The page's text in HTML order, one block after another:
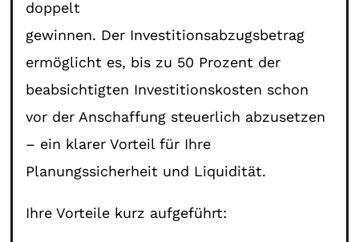
doppelt
gewinnen. Der Investitionsabzugsbetrag
ermöglicht es, bis zu 50 Prozent der
beabsichtigten Investitionskosten schon
vor der Anschaffung steuerlich abzusetzen
– ein klarer Vorteil für Ihre
Planungssicherheit und Liquidität.
Ihre Vorteile kurz aufgeführt: